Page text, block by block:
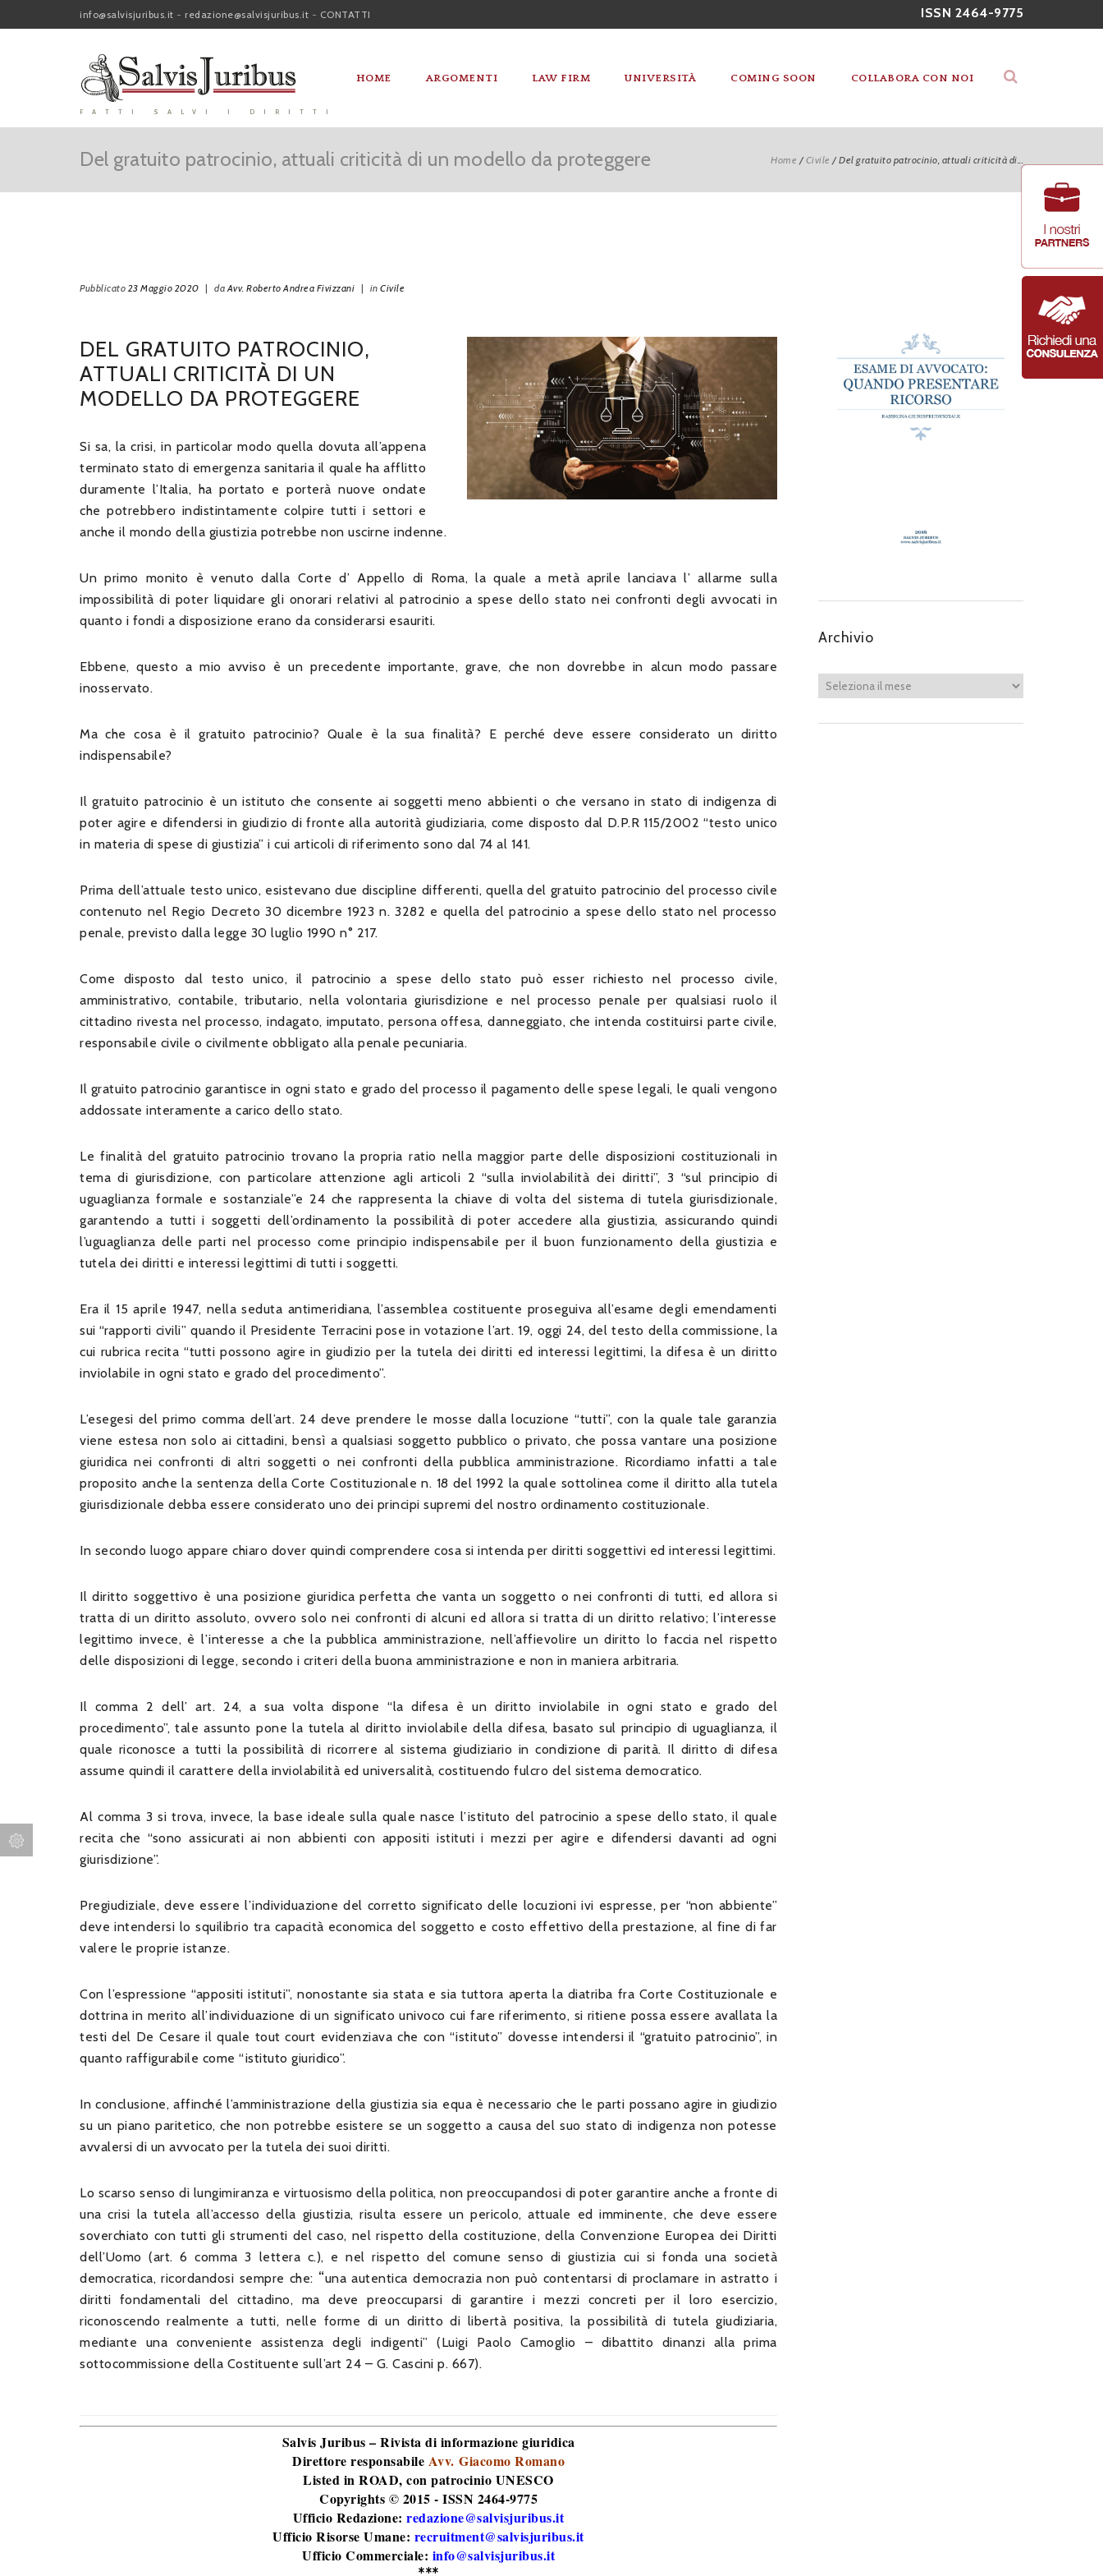
ISSN 2464-9775
info@salvisjuribus.it - redazione@salvisjuribus.it - CONTATTI
FATTI SALVI I DIRITTI
HOME ARGOMENTI LAW FIRM UNIVERSITÀ COMING SOON COLLABORA CON NOI
Home /Civile /Del gratuito patrocinio, attuali criticità di...
Del gratuito patrocinio, attuali criticità di un modello da proteggere
Pubblicato 23 Maggio 2020 | daAvv. Roberto Andrea Fivizzani | in Civile
DEL GRATUITO PATROCINIO,
ATTUALI CRITICITÀ DI UN
MODELLO DA PROTEGGERE
Si sa, la crisi, in particolar modo quella dovuta all’appena
terminato stato di emergenza sanitaria il quale ha afflitto
duramente l’Italia, ha portato e porterà nuove ondate
che potrebbero indistintamente colpire tutti i settori e
anche il mondo della giustizia potrebbe non uscirne indenne.
Un primo monito è venuto dalla Corte d’ Appello di Roma, la quale a metà aprile lanciava l’ allarme sulla
impossibilità di poter liquidare gli onorari relativi al patrocinio a spese dello stato nei confronti degli avvocati in
quanto i fondi a disposizione erano da considerarsi esauriti.
Ebbene, questo a mio avviso è un precedente importante, grave, che non dovrebbe in alcun modo passare
inosservato.
Ma che cosa è il gratuito patrocinio? Quale è la sua finalità? E perché deve essere considerato un diritto
indispensabile?
Il gratuito patrocinio è un istituto che consente ai soggetti meno abbienti o che versano in stato di indigenza di
poter agire e difendersi in giudizio di fronte alla autorità giudiziaria, come disposto dal D.P.R 115/2002 “testo unico
in materia di spese di giustizia” i cui articoli di riferimento sono dal 74 al 141.
Prima dell’attuale testo unico, esistevano due discipline differenti, quella del gratuito patrocinio del processo civile
contenuto nel Regio Decreto 30 dicembre 1923 n. 3282 e quella del patrocinio a spese dello stato nel processo
penale, previsto dalla legge 30 luglio 1990 n° 217.
Come disposto dal testo unico, il patrocinio a spese dello stato può esser richiesto nel processo civile,
amministrativo, contabile, tributario, nella volontaria giurisdizione e nel processo penale per qualsiasi ruolo il
cittadino rivesta nel processo, indagato, imputato, persona offesa, danneggiato, che intenda costituirsi parte civile,
responsabile civile o civilmente obbligato alla penale pecuniaria.
Il gratuito patrocinio garantisce in ogni stato e grado del processo il pagamento delle spese legali, le quali vengono
addossate interamente a carico dello stato.
Le finalità del gratuito patrocinio trovano la propria ratio nella maggior parte delle disposizioni costituzionali in
tema di giurisdizione, con particolare attenzione agli articoli 2 “sulla inviolabilità dei diritti”, 3 “sul principio di
uguaglianza formale e sostanziale”e 24 che rappresenta la chiave di volta del sistema di tutela giurisdizionale,
garantendo a tutti i soggetti dell’ordinamento la possibilità di poter accedere alla giustizia, assicurando quindi
l’uguaglianza delle parti nel processo come principio indispensabile per il buon funzionamento della giustizia e
tutela dei diritti e interessi legittimi di tutti i soggetti.
Era il 15 aprile 1947, nella seduta antimeridiana, l’assemblea costituente proseguiva all’esame degli emendamenti
sui “rapporti civili” quando il Presidente Terracini pose in votazione l’art. 19, oggi 24, del testo della commissione, la
cui rubrica recita “tutti possono agire in giudizio per la tutela dei diritti ed interessi legittimi, la difesa è un diritto
inviolabile in ogni stato e grado del procedimento”.
L’esegesi del primo comma dell’art. 24 deve prendere le mosse dalla locuzione “tutti”, con la quale tale garanzia
viene estesa non solo ai cittadini, bensì a qualsiasi soggetto pubblico o privato, che possa vantare una posizione
giuridica nei confronti di altri soggetti o nei confronti della pubblica amministrazione. Ricordiamo infatti a tale
proposito anche la sentenza della Corte Costituzionale n. 18 del 1992 la quale sottolinea come il diritto alla tutela
giurisdizionale debba essere considerato uno dei principi supremi del nostro ordinamento costituzionale.
In secondo luogo appare chiaro dover quindi comprendere cosa si intenda per diritti soggettivi ed interessi legittimi.
Il diritto soggettivo è una posizione giuridica perfetta che vanta un soggetto o nei confronti di tutti, ed allora si
tratta di un diritto assoluto, ovvero solo nei confronti di alcuni ed allora si tratta di un diritto relativo; l’interesse
legittimo invece, è l’interesse a che la pubblica amministrazione, nell’affievolire un diritto lo faccia nel rispetto
delle disposizioni di legge, secondo i criteri della buona amministrazione e non in maniera arbitraria.
Il comma 2 dell’ art. 24, a sua volta dispone “la difesa è un diritto inviolabile in ogni stato e grado del
procedimento”, tale assunto pone la tutela al diritto inviolabile della difesa, basato sul principio di uguaglianza, il
quale riconosce a tutti la possibilità di ricorrere al sistema giudiziario in condizione di parità. Il diritto di difesa
assume quindi il carattere della inviolabilità ed universalità, costituendo fulcro del sistema democratico.
Al comma 3 si trova, invece, la base ideale sulla quale nasce l’istituto del patrocinio a spese dello stato, il quale
recita che “sono assicurati ai non abbienti con appositi istituti i mezzi per agire e difendersi davanti ad ogni
giurisdizione”.
Pregiudiziale, deve essere l’individuazione del corretto significato delle locuzioni ivi espresse, per “non abbiente”
deve intendersi lo squilibrio tra capacità economica del soggetto e costo effettivo della prestazione, al fine di far
valere le proprie istanze.
Con l’espressione “appositi istituti”, nonostante sia stata e sia tuttora aperta la diatriba fra Corte Costituzionale e
dottrina in merito all’individuazione di un significato univoco cui fare riferimento, si ritiene possa essere avallata la
testi del De Cesare il quale tout court evidenziava che con “istituto” dovesse intendersi il “gratuito patrocinio”, in
quanto raffigurabile come “istituto giuridico”.
In conclusione, affinché l’amministrazione della giustizia sia equa è necessario che le parti possano agire in giudizio
su un piano paritetico, che non potrebbe esistere se un soggetto a causa del suo stato di indigenza non potesse
avvalersi di un avvocato per la tutela dei suoi diritti.
Lo scarso senso di lungimiranza e virtuosismo della politica, non preoccupandosi di poter garantire anche a fronte di
una crisi la tutela all’accesso della giustizia, risulta essere un pericolo, attuale ed imminente, che deve essere
soverchiato con tutti gli strumenti del caso, nel rispetto della costituzione, della Convenzione Europea dei Diritti
dell’Uomo (art. 6 comma 3 lettera c.), e nel rispetto del comune senso di giustizia cui si fonda una società
democratica, ricordandosi sempre che: “una autentica democrazia non può contentarsi di proclamare in astratto i
diritti fondamentali del cittadino, ma deve preoccuparsi di garantire i mezzi concreti per il loro esercizio,
riconoscendo realmente a tutti, nelle forme di un diritto di libertà positiva, la possibilità di tutela giudiziaria,
mediante una conveniente assistenza degli indigenti” (Luigi Paolo Camoglio – dibattito dinanzi alla prima
sottocommissione della Costituente sull’art 24 – G. Cascini p. 667).
Salvis Juribus – Rivista di informazione giuridica
Direttore responsabile Avv. Giacomo Romano
Listed in ROAD, con patrocinio UNESCO
Copyrights © 2015 - ISSN 2464-9775
Ufficio Redazione: redazione@salvisjuribus.it
Ufficio Risorse Umane: recruitment@salvisjuribus.it
Ufficio Commerciale: info@salvisjuribus.it
Archivio